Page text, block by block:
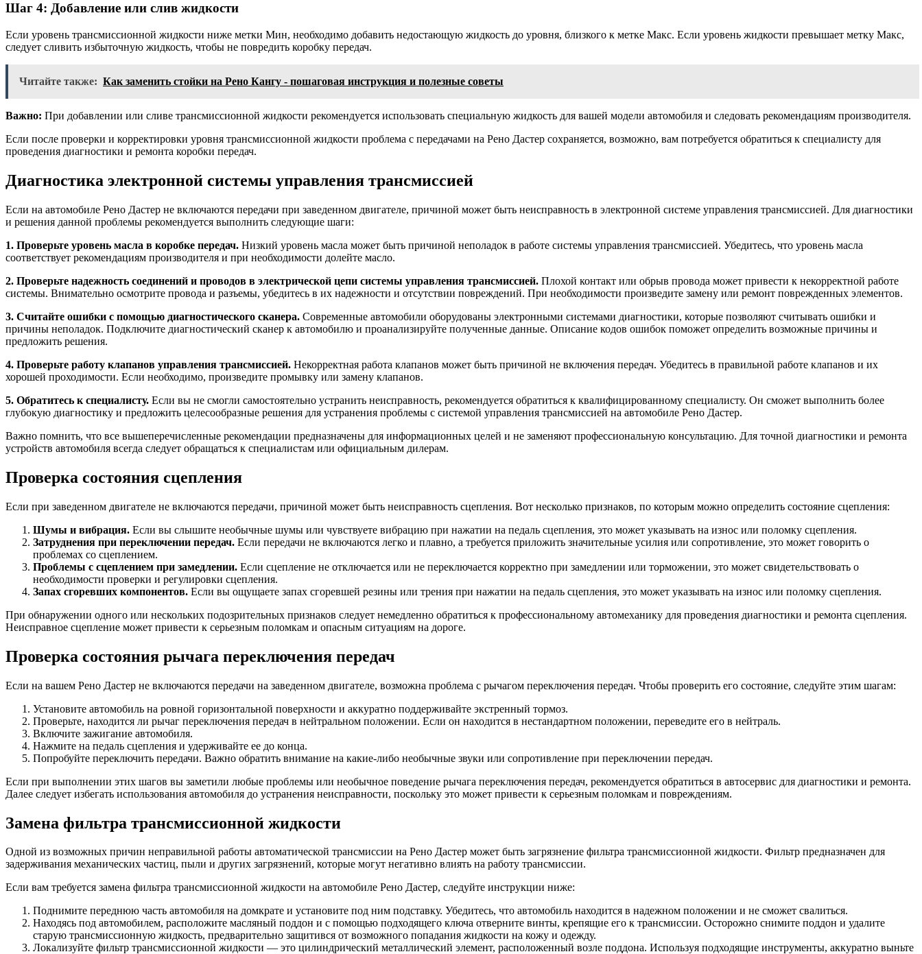
Шаг 4: Добавление или слив жидкости
Если уровень трансмиссионной жидкости ниже метки Мин, необходимо добавить недостающую жидкость до уровня, близкого к метке Макс. Если уровень жидкости превышает метку Макс,
следует сливить избыточную жидкость, чтобы не повредить коробку передач.
Читайте также: Как заменить стойки на Рено Кангу - пошаговая инструкция и полезные советы
Важно: При добавлении или сливе трансмиссионной жидкости рекомендуется использовать специальную жидкость для вашей модели автомобиля и следовать рекомендациям производителя.
Если после проверки и корректировки уровня трансмиссионной жидкости проблема с передачами на Рено Дастер сохраняется, возможно, вам потребуется обратиться к специалисту для
проведения диагностики и ремонта коробки передач.
Диагностика электронной системы управления трансмиссией
Если на автомобиле Рено Дастер не включаются передачи при заведенном двигателе, причиной может быть неисправность в электронной системе управления трансмиссией. Для диагностики
и решения данной проблемы рекомендуется выполнить следующие шаги:
1. Проверьте уровень масла в коробке передач. Низкий уровень масла может быть причиной неполадок в работе системы управления трансмиссией. Убедитесь, что уровень масла
соответствует рекомендациям производителя и при необходимости долейте масло.
2. Проверьте надежность соединений и проводов в электрической цепи системы управления трансмиссией. Плохой контакт или обрыв провода может привести к некорректной работе
системы. Внимательно осмотрите провода и разъемы, убедитесь в их надежности и отсутствии повреждений. При необходимости произведите замену или ремонт поврежденных элементов.
3. Считайте ошибки с помощью диагностического сканера. Современные автомобили оборудованы электронными системами диагностики, которые позволяют считывать ошибки и
причины неполадок. Подключите диагностический сканер к автомобилю и проанализируйте полученные данные. Описание кодов ошибок поможет определить возможные причины и
предложить решения.
4. Проверьте работу клапанов управления трансмиссией. Некорректная работа клапанов может быть причиной не включения передач. Убедитесь в правильной работе клапанов и их
хорошей проходимости. Если необходимо, произведите промывку или замену клапанов.
5. Обратитесь к специалисту. Если вы не смогли самостоятельно устранить неисправность, рекомендуется обратиться к квалифицированному специалисту. Он сможет выполнить более
глубокую диагностику и предложить целесообразные решения для устранения проблемы с системой управления трансмиссией на автомобиле Рено Дастер.
Важно помнить, что все вышеперечисленные рекомендации предназначены для информационных целей и не заменяют профессиональную консультацию. Для точной диагностики и ремонта
устройств автомобиля всегда следует обращаться к специалистам или официальным дилерам.
Проверка состояния сцепления
Если при заведенном двигателе не включаются передачи, причиной может быть неисправность сцепления. Вот несколько признаков, по которым можно определить состояние сцепления:
Шумы и вибрация. Если вы слышите необычные шумы или чувствуете вибрацию при нажатии на педаль сцепления, это может указывать на износ или поломку сцепления.
Затруднения при переключении передач. Если передачи не включаются легко и плавно, а требуется приложить значительные усилия или сопротивление, это может говорить о
проблемах со сцеплением.
Проблемы с сцеплением при замедлении. Если сцепление не отключается или не переключается корректно при замедлении или торможении, это может свидетельствовать о
необходимости проверки и регулировки сцепления.
Запах сгоревших компонентов. Если вы ощущаете запах сгоревшей резины или трения при нажатии на педаль сцепления, это может указывать на износ или поломку сцепления.
При обнаружении одного или нескольких подозрительных признаков следует немедленно обратиться к профессиональному автомеханику для проведения диагностики и ремонта сцепления.
Неисправное сцепление может привести к серьезным поломкам и опасным ситуациям на дороге.
Проверка состояния рычага переключения передач
Если на вашем Рено Дастер не включаются передачи на заведенном двигателе, возможна проблема с рычагом переключения передач. Чтобы проверить его состояние, следуйте этим шагам:
Установите автомобиль на ровной горизонтальной поверхности и аккуратно поддерживайте экстренный тормоз.
Проверьте, находится ли рычаг переключения передач в нейтральном положении. Если он находится в нестандартном положении, переведите его в нейтраль.
Включите зажигание автомобиля.
Нажмите на педаль сцепления и удерживайте ее до конца.
Попробуйте переключить передачи. Важно обратить внимание на какие-либо необычные звуки или сопротивление при переключении передач.
Если при выполнении этих шагов вы заметили любые проблемы или необычное поведение рычага переключения передач, рекомендуется обратиться в автосервис для диагностики и ремонта.
Далее следует избегать использования автомобиля до устранения неисправности, поскольку это может привести к серьезным поломкам и повреждениям.
Замена фильтра трансмиссионной жидкости
Одной из возможных причин неправильной работы автоматической трансмиссии на Рено Дастер может быть загрязнение фильтра трансмиссионной жидкости. Фильтр предназначен для
задерживания механических частиц, пыли и других загрязнений, которые могут негативно влиять на работу трансмиссии.
Если вам требуется замена фильтра трансмиссионной жидкости на автомобиле Рено Дастер, следуйте инструкции ниже:
Поднимите переднюю часть автомобиля на домкрате и установите под ним подставку. Убедитесь, что автомобиль находится в надежном положении и не сможет свалиться.
Находясь под автомобилем, расположите масляный поддон и c помощью подходящего ключа отверните винты, крепящие его к трансмиссии. Осторожно снимите поддон и удалите
старую трансмиссионную жидкость, предварительно защитився от возможного попадания жидкости на кожу и одежду.
Локализуйте фильтр трансмиссионной жидкости — это цилиндрический металлический элемент, расположенный возле поддона. Используя подходящие инструменты, аккуратно выньте